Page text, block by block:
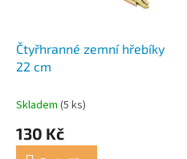
Čtyřhranné zemní hřebíky
22 cm
Skladem (5 ks)
130 Kč